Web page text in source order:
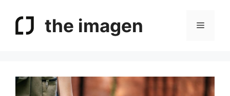
contenido
the imagen Menú